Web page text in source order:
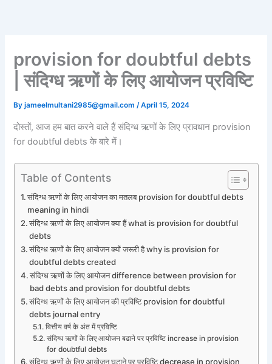
provision for doubtful debts
| संदिग्ध ऋणों के लिए आयोजन प्रविष्टि
Byjameelmultani2985@gmail.com/April 15, 2024
दोस्तों, आज हम बात करने वाले हैं संदिग्ध ऋणों के लिए प्रावधान provision
for doubtful debts के बारे में।
Table of Contents
संदिग्ध ऋणों के लिए आयोजन का मतलब provision for doubtful debts
meaning in hindi
संदिग्ध ऋणों के लिए आयोजन क्या हैं what is provision for doubtful
debts
संदिग्ध ऋणों के लिए आयोजन क्यों जरूरी है why is provision for
doubtful debts created
संदिग्ध ऋणों के लिए आयोजन difference between provision for
bad debts and provision for doubtful debts
संदिग्ध ऋणों के लिए आयोजन की प्रविष्टि provision for doubtful
debts journal entry
वित्तीय वर्ष के अंत में प्रविष्टि
संदिग्ध ऋणों के लिए आयोजन बढाने पर प्रविष्टि increase in provision
for doubtful debts
संदिग्ध ऋणों के लिए आयोजन घटाने पर प्रविष्टि decrease in provision